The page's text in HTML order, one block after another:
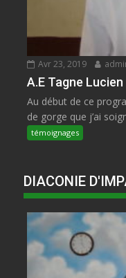
Avr 23, 2019
A.E Tagne Lucien
Au début de ce
de gorge que j’ai
témoignages
DIACONIE